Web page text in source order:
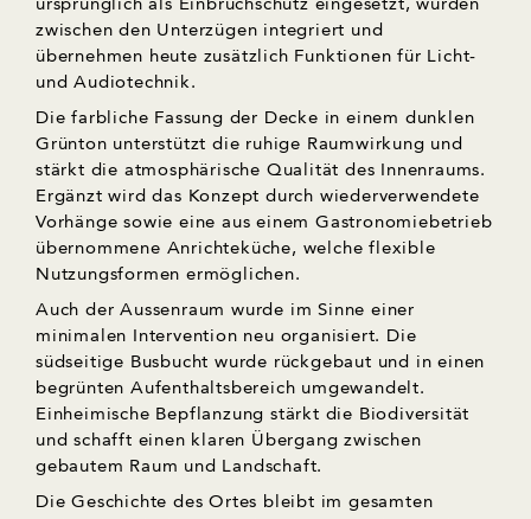
ursprünglich als Einbruchschutz eingesetzt, wurden
zwischen den Unterzügen integriert und
übernehmen heute zusätzlich Funktionen für Licht-
und Audiotechnik.
Die farbliche Fassung der Decke in einem dunklen
Grünton unterstützt die ruhige Raumwirkung und
stärkt die atmosphärische Qualität des Innenraums.
Ergänzt wird das Konzept durch wiederverwendete
Vorhänge sowie eine aus einem Gastronomiebetrieb
übernommene Anrichteküche, welche flexible
Nutzungsformen ermöglichen.
Auch der Aussenraum wurde im Sinne einer
minimalen Intervention neu organisiert. Die
südseitige Busbucht wurde rückgebaut und in einen
begrünten Aufenthaltsbereich umgewandelt.
Einheimische Bepflanzung stärkt die Biodiversität
und schafft einen klaren Übergang zwischen
gebautem Raum und Landschaft.
Die Geschichte des Ortes bleibt im gesamten